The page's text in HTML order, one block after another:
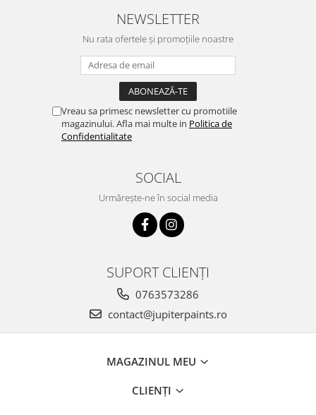
NEWSLETTER
Nu rata ofertele și promoțiile noastre
Vreau sa primesc newsletter cu promotiile
magazinului. Afla mai multe in Politica de
Confidentialitate
SOCIAL
Urmărește-ne în social media
SUPORT CLIENȚI
0763573286
contact@jupiterpaints.ro
MAGAZINUL MEU
CLIENȚI